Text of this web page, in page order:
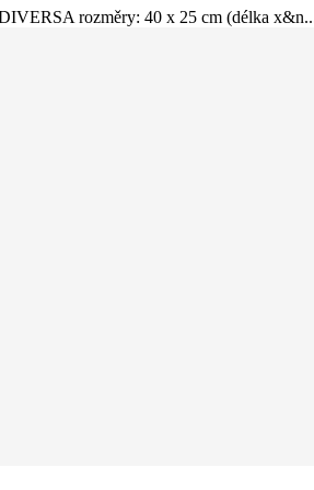
rozměry: 40 x 25 cm (délka